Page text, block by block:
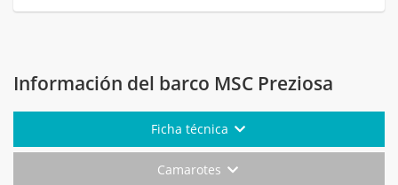
Información del barco MSC Preziosa
Ficha técnica
Camarotes